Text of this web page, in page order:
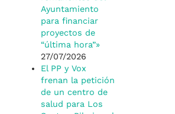
Ayuntamiento
para financiar
proyectos de
“última hora”»
27/07/2026
El PP y Vox
frenan la petición
de un centro de
salud para Los